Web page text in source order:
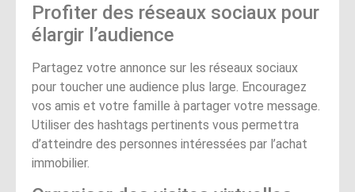
Profiter des réseaux sociaux pour
élargir l’audience
Partagez votre annonce sur les réseaux sociaux
pour toucher une audience plus large. Encouragez
vos amis et votre famille à partager votre message.
Utiliser des hashtags pertinents vous permettra
d’atteindre des personnes intéressées par l’achat
immobilier.